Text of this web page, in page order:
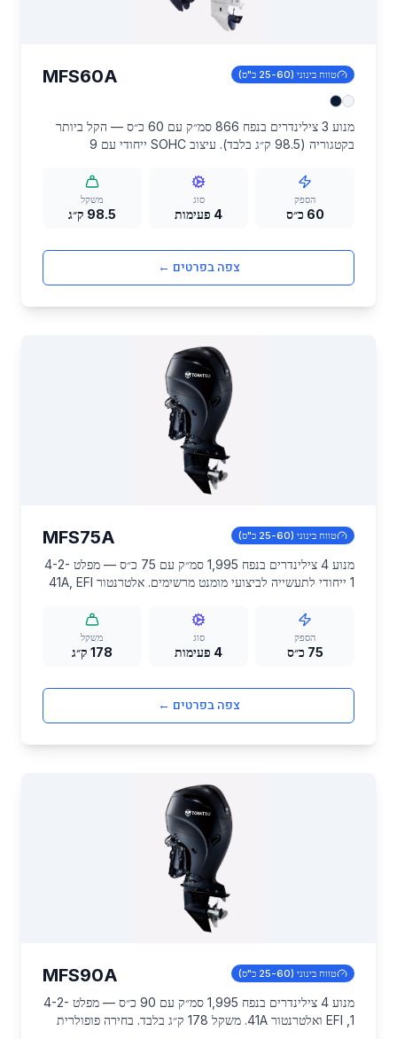
טווח בינוני (25-60 כ"ס) MFS60A
מנוע 3 צילינדרים בנפח 866 סמ״ק עם 60 כ״ס — הקל ביותר
בקטגוריה (98.5 ק״ג בלבד). עיצוב SOHC ייחודי עם 9
הספק
60 כ״ס
סוג
4 פעימות
משקל
98.5 ק״ג
צפה בפרטים ←
טווח בינוני (25-60 כ"ס) MFS75A
מנוע 4 צילינדרים בנפח 1,995 סמ״ק עם 75 כ״ס — מפלט 4-2-
1 ייחודי לתעשייה לביצועי מומנט מרשימים. אלטרנטור 41A, EFI
הספק
75 כ״ס
סוג
4 פעימות
משקל
178 ק״ג
צפה בפרטים ←
טווח בינוני (25-60 כ"ס) MFS90A
מנוע 4 צילינדרים בנפח 1,995 סמ״ק עם 90 כ״ס — מפלט 4-2-
1, EFI ואלטרנטור 41A. משקל 178 ק״ג בלבד. בחירה פופולרית